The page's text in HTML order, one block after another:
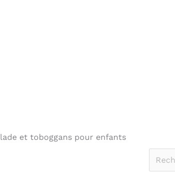
et toboggans pour enfants